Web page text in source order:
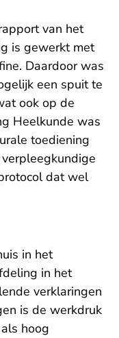
van het
is gewerkt met
Daardoor was
een spuit te
ook op de
Heelkunde was
toediening
dat wel
in het
in het
verklaringen
is de werkdruk
hoog